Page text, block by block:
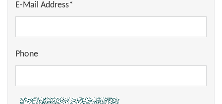
E-Mail Address*
Phone